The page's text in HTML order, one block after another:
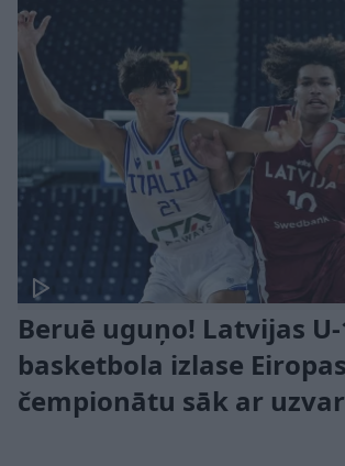
Beruē uguņo! Latvijas
basketbola izlase Eiropas
čempionātu sāk ar